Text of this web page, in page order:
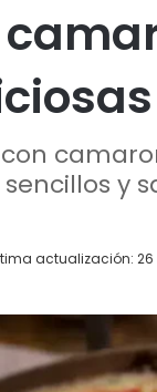
y
actualización: 26